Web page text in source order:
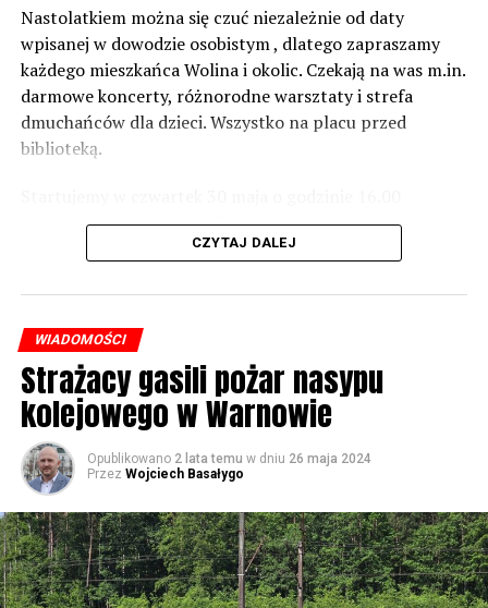
zabezpieczeń. Dopóki nie będzie tych przekroczonych
norm dopuszczalnego hałasu, no to nie możemy nic
zrobić. Tam są odpowiednie normy – 61 i 56 decybeli –
zaznacza.
Foto: Wojciech Basałygo
Nastolatkiem można się czuć niezależnie od daty
wpisanej w dowodzie osobistym , dlatego zapraszamy
każdego mieszkańca Wolina i okolic. Czekają na was m.in.
darmowe koncerty, różnorodne warsztaty i strefa
dmuchańców dla dzieci. Wszystko na placu przed
biblioteką.
występami zespołów „Yellow” i „Specyficzni”.
CZYTAJ DALEJ
WIADOMOŚCI
Strażacy gasili pożar nasypu
kolejowego w Warnowie
Opublikowano 2 lata temu w dniu 26 maja 2024
Przez Wojciech Basałygo